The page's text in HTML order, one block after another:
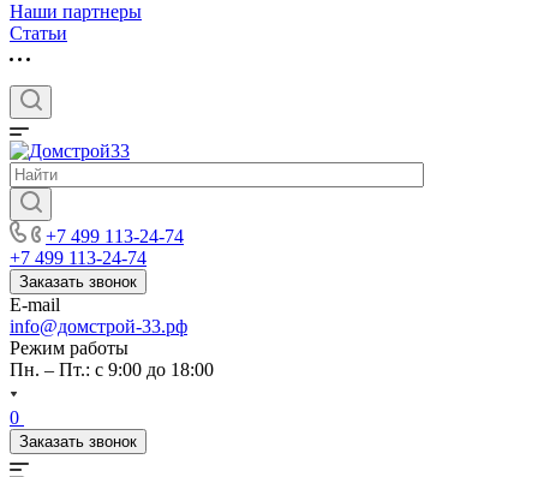
Наши партнеры
Статьи
+7 499 113-24-74
+7 499 113-24-74
Заказать звонок
E-mail
info@домстрой-33.рф
Режим работы
Пн. – Пт.: с 9:00 до 18:00
0
Заказать звонок